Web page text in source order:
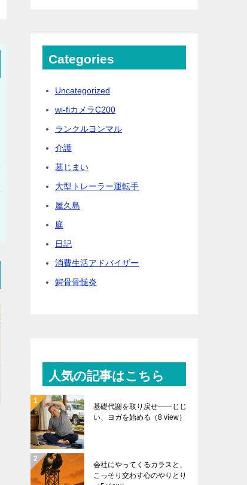
Categories
Uncategorized
wi-fiカメラC200
ランクルヨンマル
介護
墓じまい
大型トレーラー運転手
屋久島
庭
日記
消費生活アドバイザー
鰐骨骨髄炎
人気の記事はこちら
基礎代謝を取り戻せ――じじ
い、ヨガを始める （8 view）
会社にやってくるカラスと、
こっそり交わす心のやりとり